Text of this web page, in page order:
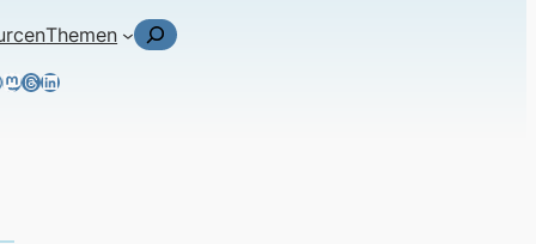
Themen Suchen
Mastodon
Threads
LinkedIn